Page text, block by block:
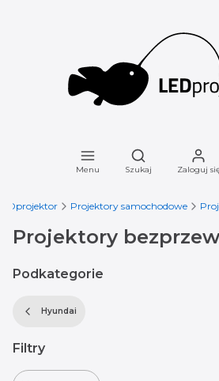
Menu
Otwórz
Szukaj Zaloguj
Projektory samochodowe
Projektory
Podkategorie
Hyundai
Filtry